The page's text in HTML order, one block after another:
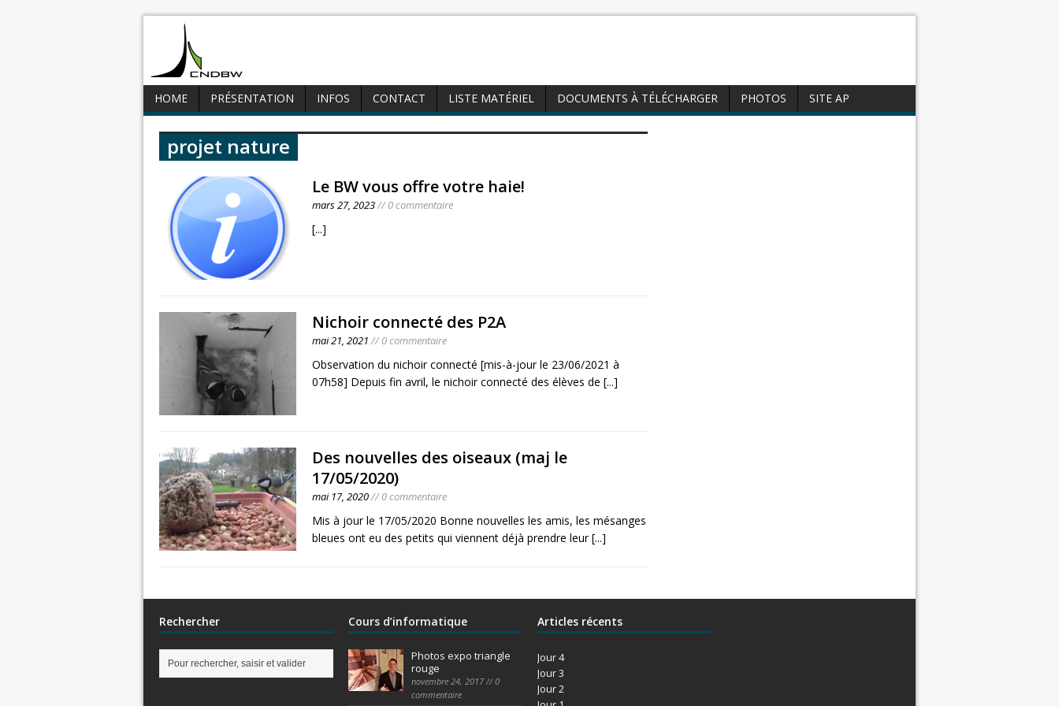
HOME PRÉSENTATION INFOS CONTACT LISTE MATÉRIEL DOCUMENTS À TÉLÉCHARGER PHOTOS SITE AP
projet nature
Le BW vous offre votre haie!
mars 27, 2023// 0 commentaire
[...]
Nichoir connecté des P2A
mai 21, 2021// 0 commentaire
Observation du nichoir connecté [mis-à-jour le 23/06/2021 à
07h58] Depuis fin avril, le nichoir connecté des élèves de [...]
Des nouvelles des oiseaux (maj le
17/05/2020)
mai 17, 2020// 0 commentaire
Mis à jour le 17/05/2020 Bonne nouvelles les amis, les mésanges
bleues ont eu des petits qui viennent déjà prendre leur[...]
Rechercher Cours d’informatique
Photos expo triangle
rouge
novembre 24, 2017 // 0
commentaire
Articles récents
Jour 4
Jour 3
Jour 2